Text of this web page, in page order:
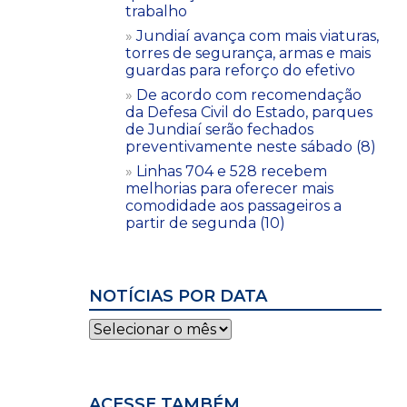
trabalho
Jundiaí avança com mais viaturas,
torres de segurança, armas e mais
guardas para reforço do efetivo
De acordo com recomendação
da Defesa Civil do Estado, parques
de Jundiaí serão fechados
preventivamente neste sábado (8)
Linhas 704 e 528 recebem
melhorias para oferecer mais
comodidade aos passageiros a
partir de segunda (10)
NOTÍCIAS POR DATA
Notícias
por